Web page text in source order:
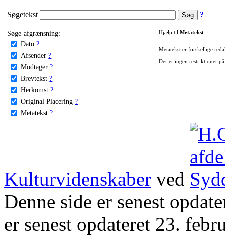
Søgetekst ?
Søge-afgrænsning:
Dato ?
Afsender ?
Modtager ?
Brevtekst ?
Herkomst ?
Original Placering ?
Metatekst ?
Hjælp til Metatekst:
Metatekst er forskellige
Der er ingen restriktioner
Kulturvidenskaber ved
Denne side er senest
er senest opdateret 23.